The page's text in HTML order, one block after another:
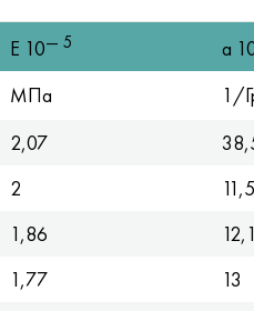
E 10— 5 a
МПа 1/
2,07
2 11,5
1,86 12,1
1,77 13